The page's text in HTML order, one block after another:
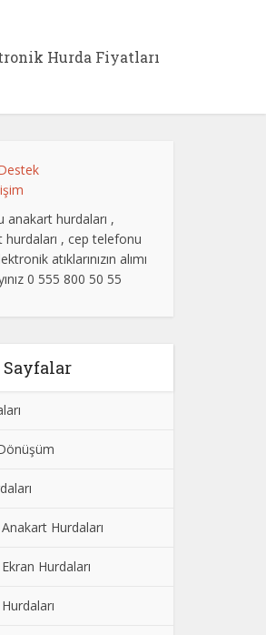
Hurda Fiyatları
anakart hurdaları ,
, cep telefonu
atıklarınızın alımı
0 555 800 50 55
Sayfalar
Hurdaları
Hurdaları